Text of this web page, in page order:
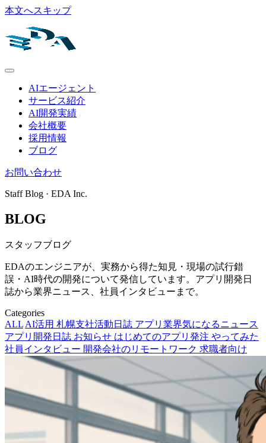
本文へスキップ
AIエージェント
サービス紹介
AI開発実績
会社概要
採用情報
ブログ
お問い合わせ
Staff Blog · EDA Inc.
BLOG
スタッフブログ
EDAのエンジニアが、実務から得た知見・現場の試行錯
誤・AI時代の開発について発信しています。アプリ開発日
誌から業界ニュース、社員インタビューまで。
Categories
ALL AI活用 札幌支社活動日誌 アプリ業界気になるニュース
アプリ開発日誌 お知らせ はじめてのアプリ発注 やってみた
社員インタビュー 開発会社のリモートワーク 求職者向け